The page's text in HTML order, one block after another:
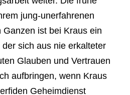
jung-unerfahrenen
ist bei Kraus ein
sich aus nie erkalteter
Glauben und Vertrauen
aufbringen, wenn Kraus
Geheimdienst